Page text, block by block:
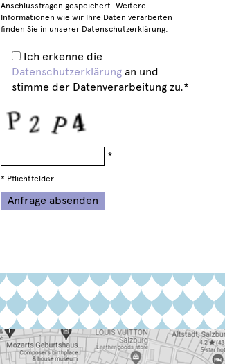
Anschlussfragen gespeichert. Weitere
Informationen wie wir Ihre Daten verarbeiten
finden Sie in unserer Datenschutzerklärung.
Ich erkenne die
Datenschutzerklärungan und
stimme der Datenverarbeitung zu.*
*
* Pflichtfelder